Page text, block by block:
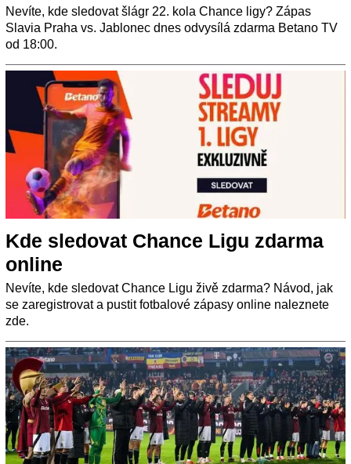
Nevíte, kde sledovat šlágr 22. kola Chance ligy? Zápas
Slavia Praha vs. Jablonec dnes odvysílá zdarma Betano TV
od 18:00.
Kde sledovat Chance Ligu zdarma
online
Nevíte, kde sledovat Chance Ligu živě zdarma? Návod, jak
se zaregistrovat a pustit fotbalové zápasy online naleznete
zde.